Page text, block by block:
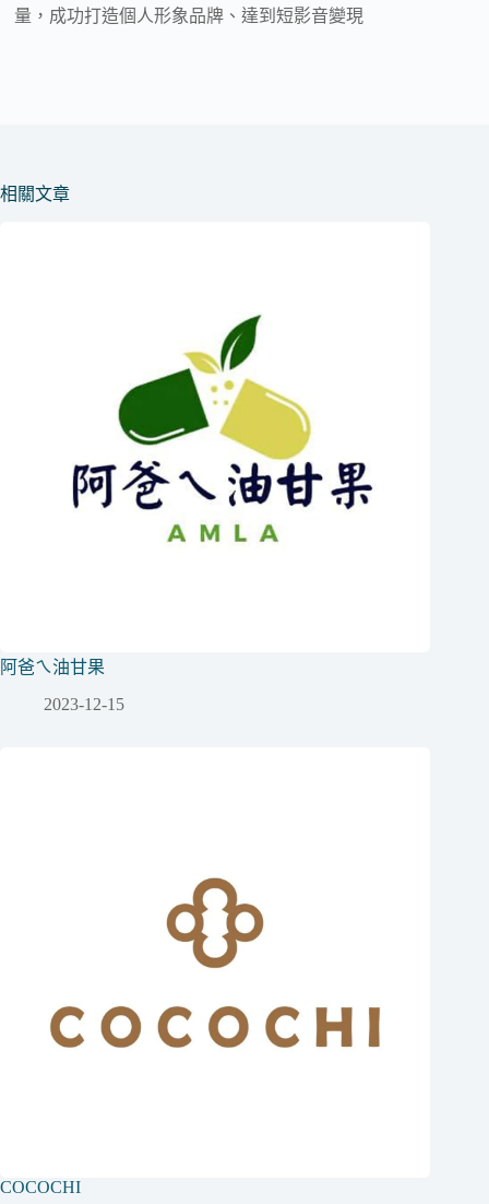
量，成功打造個人形象品牌、達到短影音變現
相關文章
阿爸ㄟ油甘果
2023-12-15
COCOCHI